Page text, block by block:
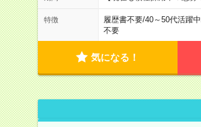
特徴 履歴書不要/40～50代活躍中
不要
気になる！